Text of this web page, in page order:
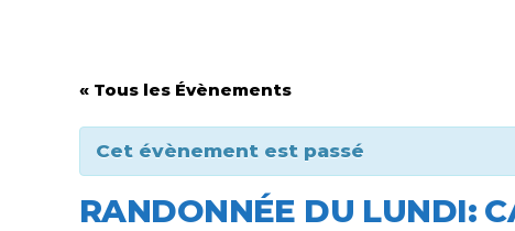
« Tous les Évènements
Cet évènement est passé
RANDONNÉE DU LUNDI: